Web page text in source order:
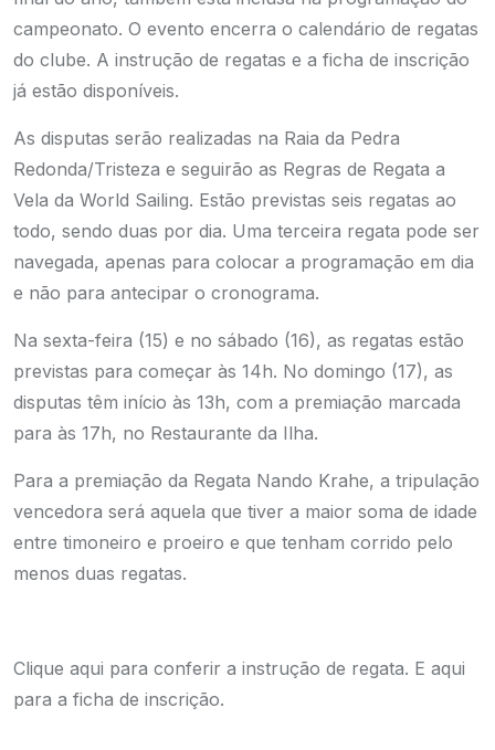
campeonato. O evento encerra o calendário de regatas
do clube. A instrução de regatas e a ficha de inscrição
já estão disponíveis.
As disputas serão realizadas na Raia da Pedra
Redonda/Tristeza e seguirão as Regras de Regata a
Vela da World Sailing. Estão previstas seis regatas ao
todo, sendo duas por dia. Uma terceira regata pode ser
navegada, apenas para colocar a programação em dia
e não para antecipar o cronograma.
Na sexta-feira (15) e no sábado (16), as regatas estão
previstas para começar às 14h. No domingo (17), as
disputas têm início às 13h, com a premiação marcada
para às 17h, no Restaurante da Ilha.
Para a premiação da Regata Nando Krahe, a tripulação
vencedora será aquela que tiver a maior soma de idade
entre timoneiro e proeiro e que tenham corrido pelo
menos duas regatas.
Clique aqui para conferir a instrução de regata. E aqui
para a ficha de inscrição.